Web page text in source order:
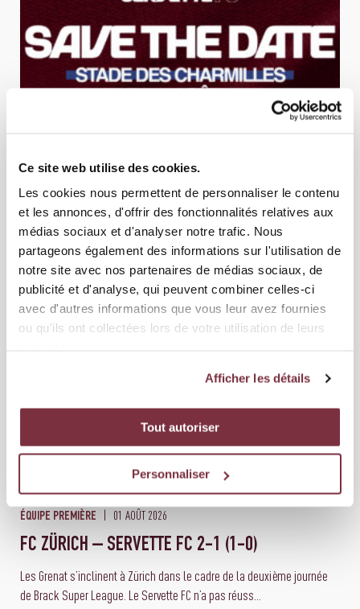
Ce site web utilise des cookies.
Les cookies nous permettent de personnaliser le contenu
et les annonces, d'offrir des fonctionnalités relatives aux
médias sociaux et d'analyser notre trafic. Nous
partageons également des informations sur l'utilisation de
notre site avec nos partenaires de médias sociaux, de
publicité et d'analyse, qui peuvent combiner celles-ci
avec d'autres informations que vous leur avez fournies
ou qu'ils ont collectées lors de votre utilisation de leurs
Afficher les détails
Tout autoriser
Personnaliser
ÉQUIPE PREMIÈRE 06 AOÛT 2026
SAVE THE DATE : 20 AOÛT 18H AU STADE DES
CHARMILLES
Le Servette FC met sur pied un évènement exceptionnel au Stade des
Charmilles le jeudi 20 août à 18h. Le club vous atten...
ÉQUIPE PREMIÈRE 01 AOÛT 2026
FC ZÜRICH – SERVETTE FC 2-1 (1-0)
Les Grenat s’inclinent à Zürich dans le cadre de la deuxième journée
de Brack Super League. Le Servette FC n’a pas réuss...